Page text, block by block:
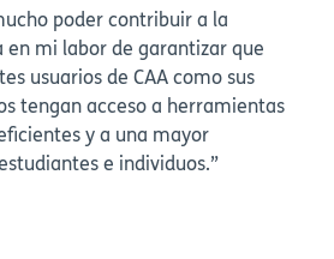
poder contribuir a la
en mi labor de garantizar que
usuarios de CAA como sus
tengan acceso a herramientas
y a una mayor
e individuos.”